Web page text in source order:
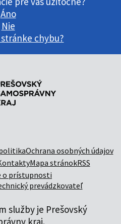
Áno
Nie
chybu?
Ochrana osobných údajov
Mapa stránokRSS
o prístupnosti
prevádzkovateľ
služby je Prešovský